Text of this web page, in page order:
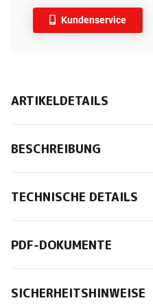
Kundenservice
ARTIKELDETAILS
BESCHREIBUNG
TECHNISCHE DETAILS
PDF-DOKUMENTE
SICHERHEITSHINWEISE